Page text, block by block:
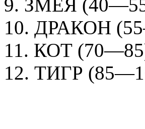
9. ЗМЕЯ
10. ДРАКОН
11. КОТ
12. ТИГР